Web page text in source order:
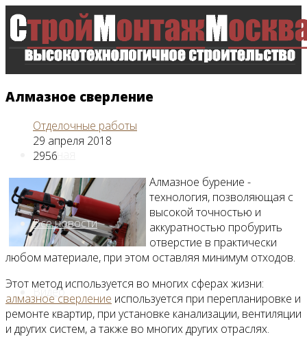
Главная
Все новости
Видео
Алмазное сверление
Отделочные работы
29 апреля 2018
2956
Алмазное бурение -
технология, позволяющая с
высокой точностью и
аккуратностью пробурить
отверстие в практически
любом материале, при этом оставляя минимум отходов.
Этот метод используется во многих сферах жизни:
алмазное сверление используется при перепланировке и
ремонте квартир, при установке канализации, вентиляции
и других систем, а также во многих других отраслях.